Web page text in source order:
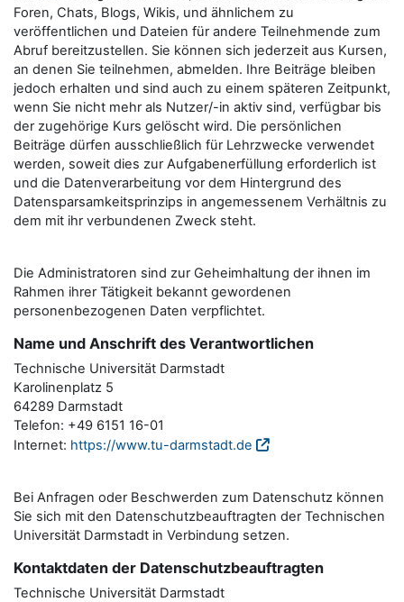
Foren, Chats, Blogs, Wikis, und ähnlichem zu
veröffentlichen und Dateien für andere Teilnehmende zum
Abruf bereitzustellen. Sie können sich jederzeit aus Kursen,
an denen Sie teilnehmen, abmelden. Ihre Beiträge bleiben
jedoch erhalten und sind auch zu einem späteren Zeitpunkt,
wenn Sie nicht mehr als Nutzer/-in aktiv sind, verfügbar bis
der zugehörige Kurs gelöscht wird. Die persönlichen
Beiträge dürfen ausschließlich für Lehrzwecke verwendet
werden, soweit dies zur Aufgabenerfüllung erforderlich ist
und die Datenverarbeitung vor dem Hintergrund des
Datensparsamkeitsprinzips in angemessenem Verhältnis zu
dem mit ihr verbundenen Zweck steht.
Die Administratoren sind zur Geheimhaltung der ihnen im
Rahmen ihrer Tätigkeit bekannt gewordenen
personenbezogenen Daten verpflichtet.
Name und Anschrift des Verantwortlichen
Technische Universität Darmstadt
Karolinenplatz 5
64289 Darmstadt
Telefon: +49 6151 16-01
Internet: https://www.tu-darmstadt.de
Bei Anfragen oder Beschwerden zum Datenschutz können
Sie sich mit den Datenschutzbeauftragten der Technischen
Universität Darmstadt in Verbindung setzen.
Kontaktdaten der Datenschutzbeauftragten
Technische Universität Darmstadt